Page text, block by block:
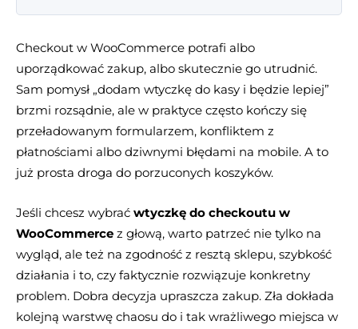
Checkout w WooCommerce potrafi albo
uporządkować zakup, albo skutecznie go utrudnić.
Sam pomysł „dodam wtyczkę do kasy i będzie lepiej”
brzmi rozsądnie, ale w praktyce często kończy się
przeładowanym formularzem, konfliktem z
płatnościami albo dziwnymi błędami na mobile. A to
już prosta droga do porzuconych koszyków.
Jeśli chcesz wybrać wtyczkę do checkoutu w
WooCommerce z głową, warto patrzeć nie tylko na
wygląd, ale też na zgodność z resztą sklepu, szybkość
działania i to, czy faktycznie rozwiązuje konkretny
problem. Dobra decyzja upraszcza zakup. Zła dokłada
kolejną warstwę chaosu do i tak wrażliwego miejsca w